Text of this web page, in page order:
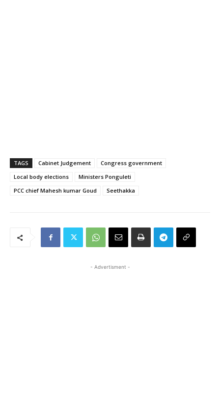
TAGS Cabinet Judgement
Congress government
Local body elections
Ministers Ponguleti
PCC chief Mahesh kumar Goud
Seethakka
- Advertisment -